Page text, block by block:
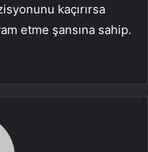
kaçırırsa
etme şansına sahip.